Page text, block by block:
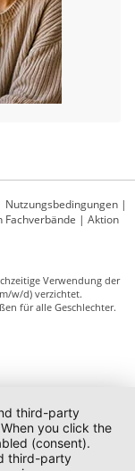
Nutzungsbedingungen |
Fachverbände | Aktion
Verwendung der
w/d) verzichtet.
für alle Geschlechter.
third-party
you click the
(consent).
third-party